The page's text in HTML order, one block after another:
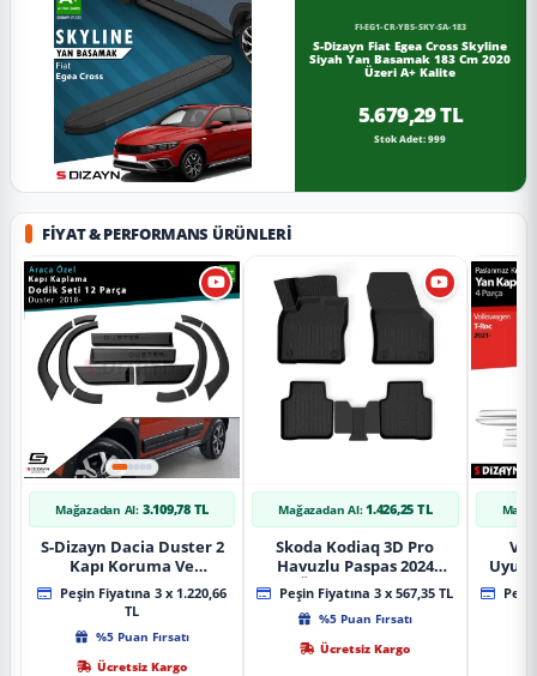
FI-EG1-CR-YBS-SKY-SA-183
S-Dizayn Fiat Egea Cross Skyline
Siyah Yan Basamak 183 Cm 2020
Üzeri A+ Kalite
5.679,29 TL
Stok Adet: 999
FIYAT & PERFORMANS ÜRÜNLERI
Mağazadan Al: 3.109,78 TL
S-Dizayn Dacia Duster 2
Kapı Koruma Ve
Çamurluk Kaplaması
Dodik Seti 2018 Üzeri A+
Kalite
Peşin Fiyatına 3 x 1.220,66
TL
%5 Puan Fırsatı
Ücretsiz Kargo
Mağazadan Al: 1.426,25 TL
Skoda Kodiaq 3D Pro
Havuzlu Paspas 2024
Üzeri A+ Kalite
Peşin Fiyatına 3 x 567,35 TL
%5 Puan Fırsatı
Ücretsiz Kargo
Yan